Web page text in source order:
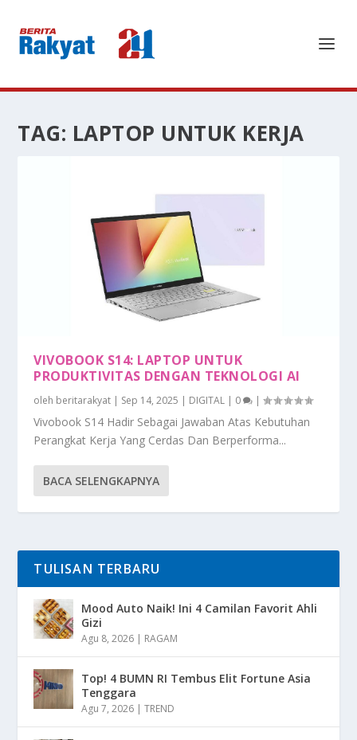
TAG: LAPTOP UNTUK KERJA
VIVOBOOK S14: LAPTOP UNTUK
PRODUKTIVITAS DENGAN TEKNOLOGI AI
oleh beritarakyat Sep 14, 2025 DIGITAL 0 |
Vivobook S14 Hadir Sebagai Jawaban Atas Kebutuhan
Perangkat Kerja Yang Cerdas Dan Berperforma...
BACA SELENGKAPNYA
TULISAN TERBARU
Mood Auto Naik! Ini 4 Camilan Favorit Ahli
Gizi
Agu 8, 2026 RAGAM
Top! 4 BUMN RI Tembus Elit Fortune Asia
Tenggara
Agu 7, 2026 |TREND